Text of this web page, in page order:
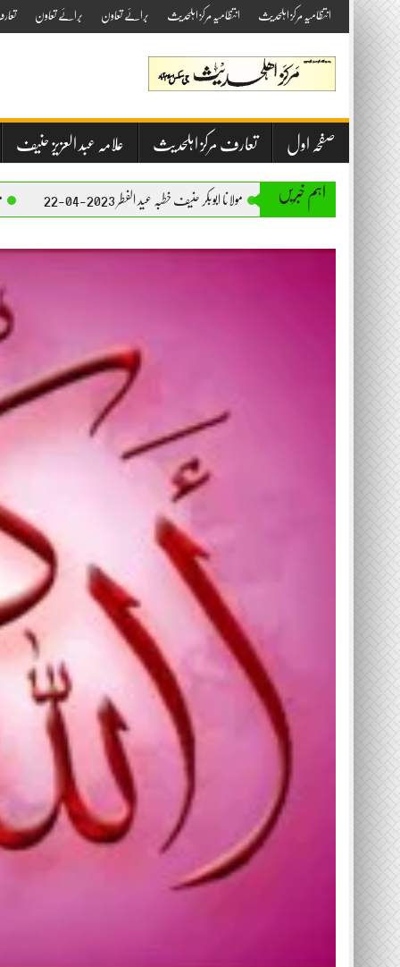
Skip
to
content
انتظامیہ مرکز اہلحدیث انتظامیہ مرکز اہلحدیث برائے تعاون برائے تعاون
صفحہ اول تعارف مرکز اہلحدیث علامہ عبد العزیز حنیف
اہم خبریں
مولانا ابوبکر حنیف خطبہ عید الفطر 2023-04-22 مولانا ابوبکر حنیف خطبہ